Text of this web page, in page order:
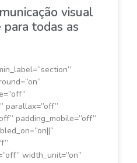
visual
todas as
parallax=”off”
padding_mobile=”off”
width_unit=”on”